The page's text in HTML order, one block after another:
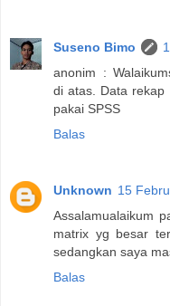
Suseno Bimo
anonim :
di atas. Data rekap
pakai SPSS
Balas
Unknown 15
Assalamualaikum
matrix yg besar
sedangkan saya
Balas